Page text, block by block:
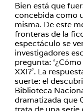
Bien está que
concebida como
misma. De este
fronteras de la
espectáculo se
investigadores
pregunta:
XXI?’. La
suerte: el
Biblioteca
dramatizada que